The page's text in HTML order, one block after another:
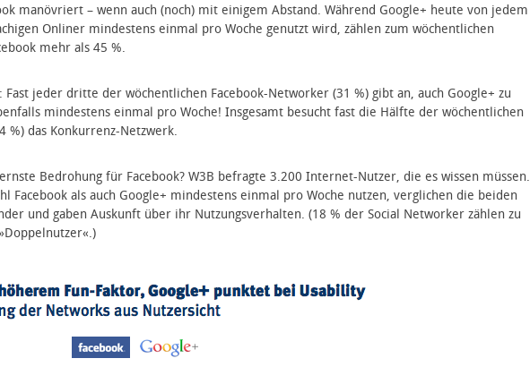
manövriert – wenn auch (noch) mit einigem Abstand. Während Google+ heute von jedem
Onliner mindestens einmal pro Woche genutzt wird, zählen zum wöchentlichen
mehr als 45 %.
Fast jeder dritte der wöchentlichen Facebook-Networker (31 %) gibt an, auch Google+ zu
mindestens einmal pro Woche! Insgesamt besucht fast die Hälfte der wöchentlichen
%) das Konkurrenz-Netzwerk.
Bedrohung für Facebook? W3B befragte 3.200 Internet-Nutzer, die es wissen müssen.
Facebook als auch Google+ mindestens einmal pro Woche nutzen, verglichen die beiden
und gaben Auskunft über ihr Nutzungsverhalten. (18 % der Social Networker zählen zu